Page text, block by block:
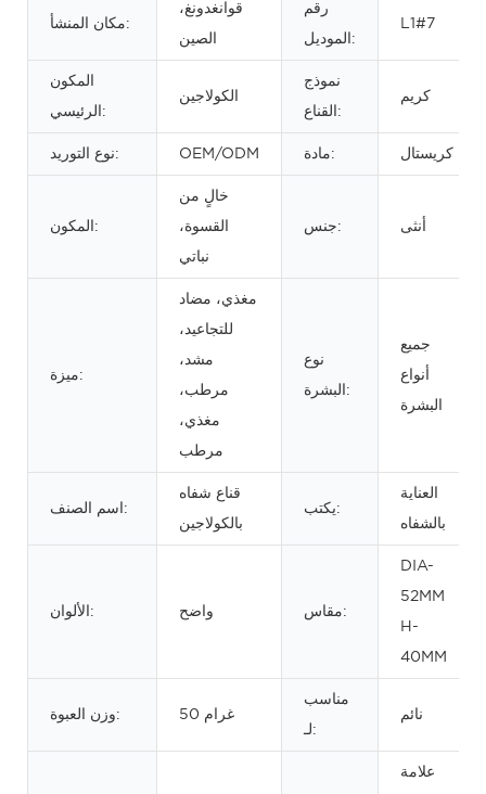
مكان المنشأ:
قوانغدونغ،
الصين
رقم
الموديل:
L1#7
المكون
الرئيسي:
الكولاجين
نموذج
القناع:
كريم
نوع التوريد: OEM/ODM مادة: كريستال
المكون:
خالٍ من
القسوة،
نباتي
جنس: أنثى
ميزة:
مغذي، مضاد
للتجاعيد،
مشد،
مرطب،
مغذي،
مرطب
نوع
البشرة:
جميع
أنواع
البشرة
اسم الصنف:
قناع شفاه
بالكولاجين
يكتب:
العناية
بالشفاه
الألوان: واضح مقاس:
DIA-
52MM
H-
40MM
وزن العبوة: 50 غرام
مناسب
لـ:
نائم
علامة